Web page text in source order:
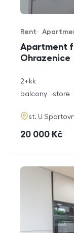
Apartment
Ohrazenice
Offer type
Rent
Property type
rozměry
disposition
2+kk
funkce
balcony store
adresa
st. U
cena
20 000 Kč